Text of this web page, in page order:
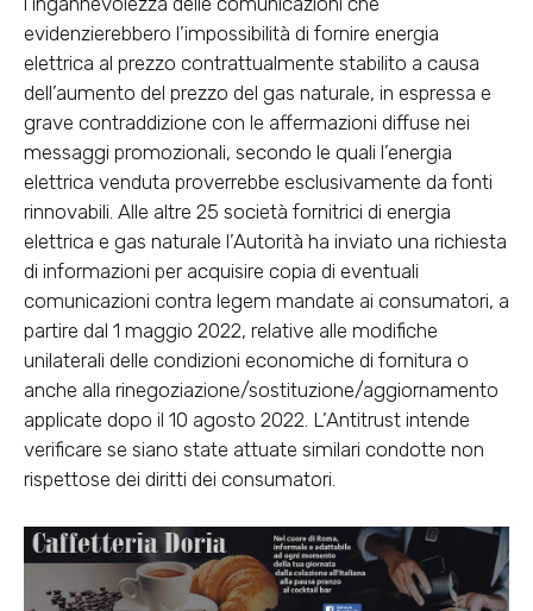
evidenzierebbero l’impossibilità di fornire energia
elettrica al prezzo contrattualmente stabilito a causa
dell’aumento del prezzo del gas naturale, in espressa e
grave contraddizione con le affermazioni diffuse nei
messaggi promozionali, secondo le quali l’energia
elettrica venduta proverrebbe esclusivamente da fonti
rinnovabili. Alle altre 25 società fornitrici di energia
elettrica e gas naturale l’Autorità ha inviato una richiesta
di informazioni per acquisire copia di eventuali
comunicazioni contra legem mandate ai consumatori, a
partire dal 1 maggio 2022, relative alle modifiche
unilaterali delle condizioni economiche di fornitura o
anche alla rinegoziazione/sostituzione/aggiornamento
applicate dopo il 10 agosto 2022. L’Antitrust intende
verificare se siano state attuate similari condotte non
rispettose dei diritti dei consumatori.